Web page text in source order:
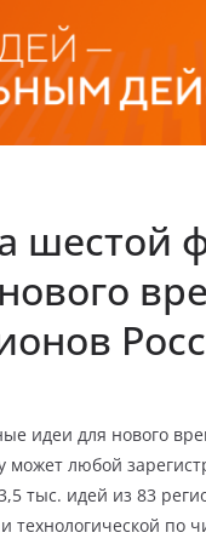
шестой
идеи для нового
любой
тыс. идей из 83
по